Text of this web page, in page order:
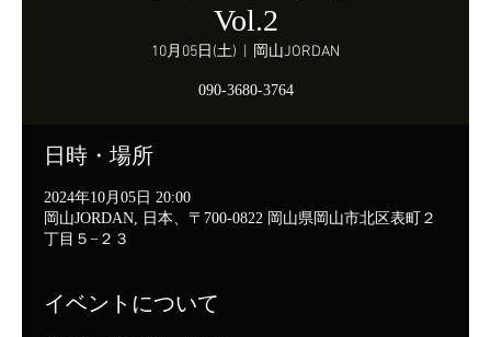
Vol.2
10月05日(土) 岡山JORDAN
090-3680-3764
日時・場所
2024年10月05日 20:00
岡山JORDAN, 日本、〒700-0822 岡山県岡山市北区表町２
丁目５−２３
イベントについて